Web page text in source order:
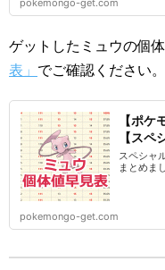
pokemongo-get.com
ゲットしたミュウの個体
表」 でご確認ください。
【ポ
【スペ
スペシャ
まとめま
pokemongo-get.com